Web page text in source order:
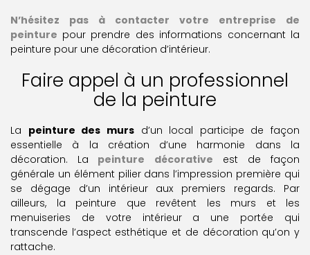
N’hésitez pas à contacter votre entreprise de
peinture pour prendre des informations concernant la
peinture pour une décoration d’intérieur.
Faire appel à un professionnel
de la peinture
La peinture des mursd’un local participe de façon
essentielle à la création d’une harmonie dans la
décoration. La
peinture décorative est de façon
générale un élément pilier dans l’impression première qui
se dégage d’un intérieur aux premiers regards. Par
ailleurs, la peinture que revêtent les murs et les
menuiseries de votre intérieur a une portée qui
transcende l’aspect esthétique et de décoration qu’on y
rattache.